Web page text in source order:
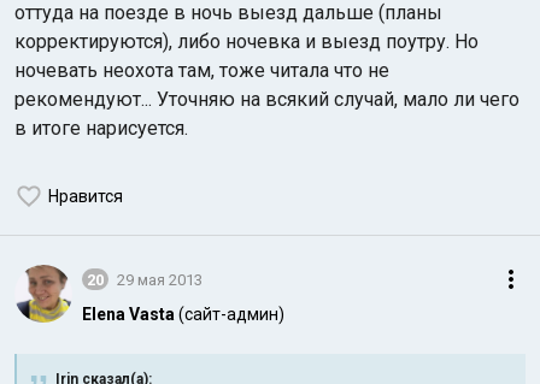
оттуда на поезде в ночь выезд дальше (планы
корректируются), либо ночевка и выезд поутру. Но
ночевать неохота там, тоже читала что не
рекомендуют... Уточняю на всякий случай, мало ли чего
в итоге нарисуется.
Нравится
20 29 мая 2013
Elena Vasta (сайт-админ)
Irin сказал(а):